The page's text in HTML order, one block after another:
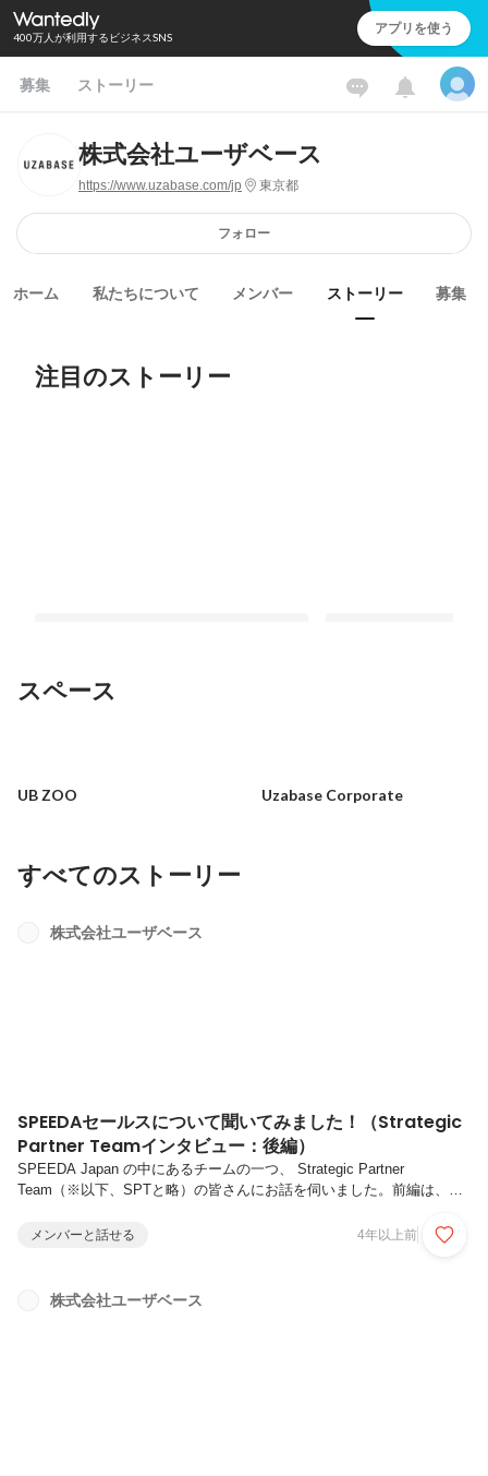
400万人が利用するビジネスSNS アプリを使う
募集 ストーリー
株式会社ユーザベース
https://www.uzabase.com/jp 東京都
フォロー
ホーム 私たちについて メンバー ストーリー 募集
注目のストーリー
のために必要な3つのこと」
固定された投稿
タビュー：後編）
最新順で表示
すべてのストーリー
株式会社ユーザベース
SPEEDAセールスについて聞いてみました！（Strategic
Partner Teamインタビュー：後編）
SPEEDA Japan の中にあるチームの一つ、 Strategic Partner
Team（※以下、SPTと略）の皆さんにお話を伺いました。前編は、読
とは、後編で具体的な仕事内容、主にどんな思いでセールスをしている
験を経て2018年5月から同社へ入社。入社後はサポートデスクのリーダ
メンバーと話せる 4年以上前
株式会社ユーザベース
スペース
UB ZOO Uzabase Corporate